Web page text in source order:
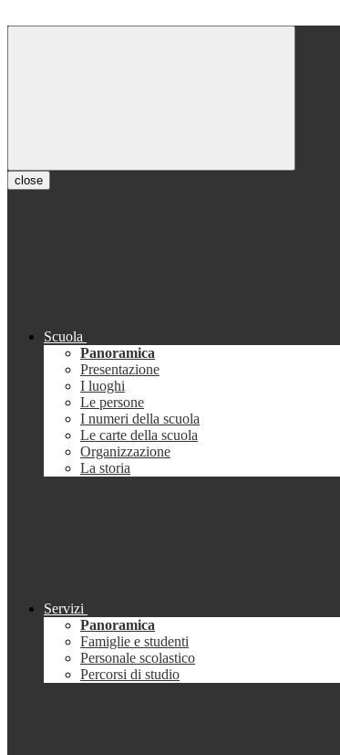
close
Scuola
Panoramica
Presentazione
I luoghi
Le persone
I numeri della scuola
Le carte della scuola
Organizzazione
La storia
Servizi
Panoramica
Famiglie e studenti
Personale scolastico
Percorsi di studio